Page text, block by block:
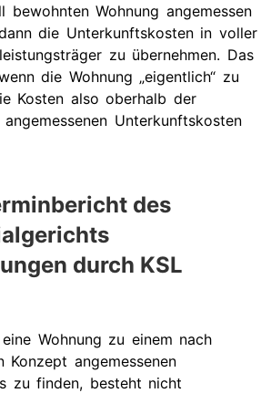
bewohnten Wohnung angemessen
die Unterkunftskosten in voller
zu übernehmen. Das
die Wohnung „eigentlich“ zu
Kosten also oberhalb der
Unterkunftskosten
des
durch KSL
Wohnung zu einem nach
Konzept angemessenen
zu finden, besteht nicht